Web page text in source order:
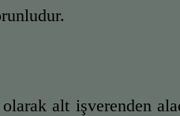
alt işverenden